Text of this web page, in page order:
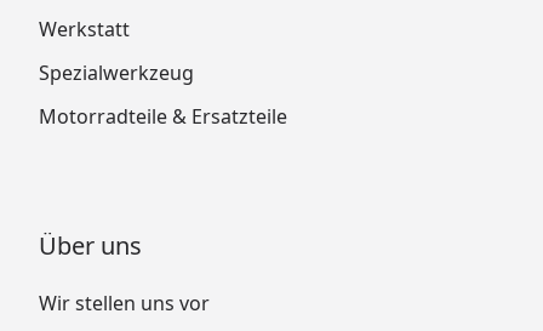
Werkstatt
Spezialwerkzeug
Motorradteile & Ersatzteile
Über uns
Wir stellen uns vor